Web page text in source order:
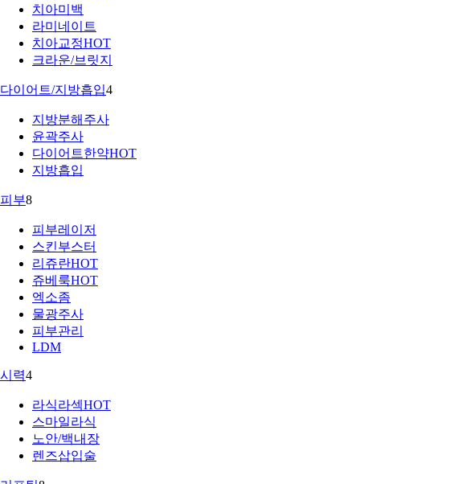
치아미백
라미네이트
치아교정HOT
크라운/브릿지
다이어트/지방흡입4
지방분해주사
윤곽주사
다이어트한약HOT
지방흡입
피부8
피부레이저
스킨부스터
리쥬란HOT
쥬베룩HOT
엑소좀
물광주사
피부관리
LDM
시력4
라식라섹HOT
스마일라식
노안/백내장
렌즈삽입술